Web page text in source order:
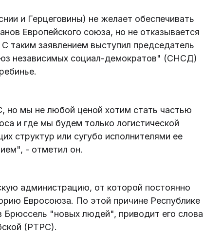
и Герцеговины) не желает обеспечивать
Европейского союза, но не отказывается
таким заявлением выступил председатель
независимых социал-демократов" (СНСД)
но мы не любой ценой хотим стать частью
и где мы будем только логистической
структур или сугубо исполнителями ее
- отметил он.
администрацию, от которой постоянно
Евросоюза. По этой причине Республике
"новых людей", приводит его слова
(РТРС).